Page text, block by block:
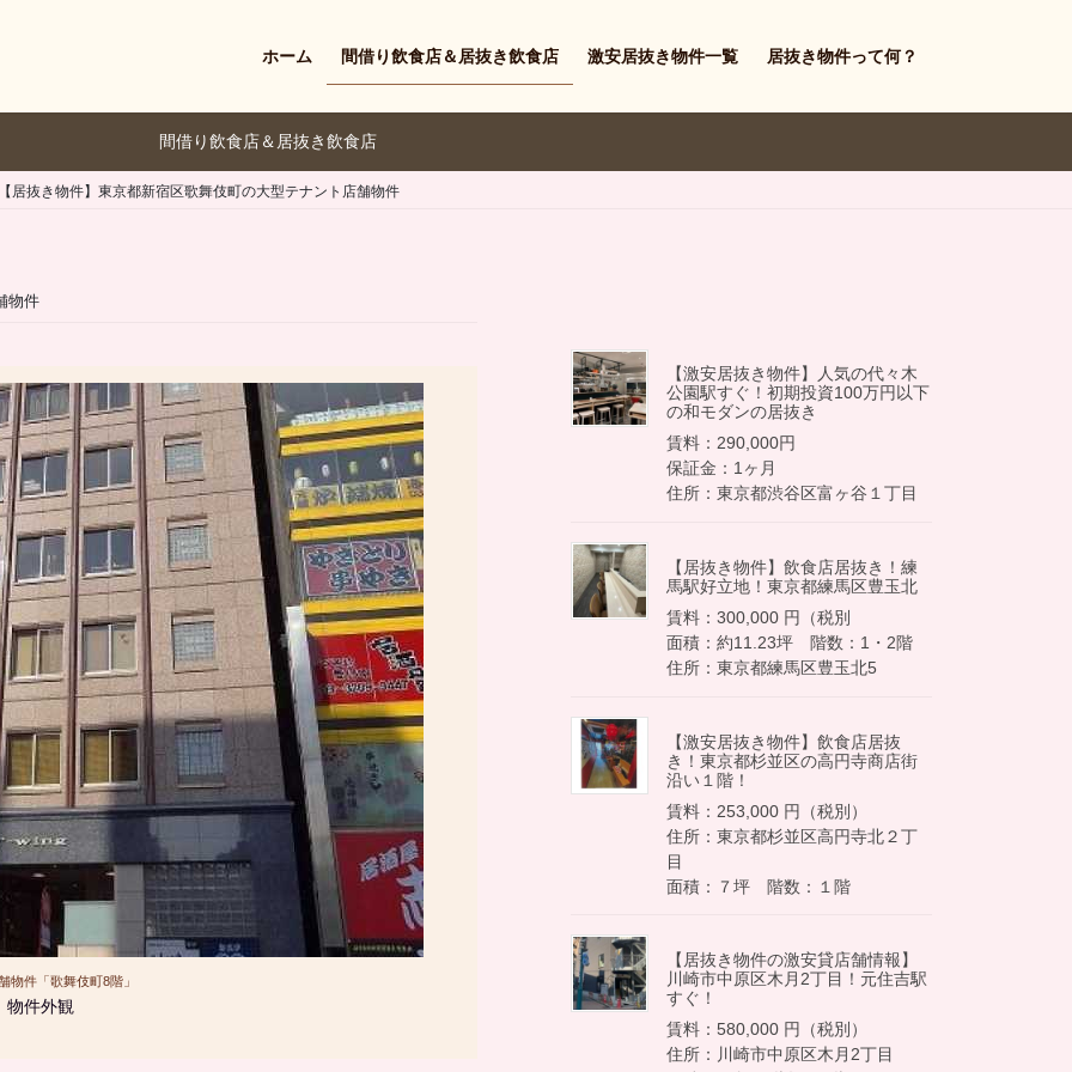
ホーム 間借り飲食店＆居抜き飲食店 激安居抜き物件一覧 居抜き物件って何？
間借り飲食店＆居抜き飲食店
居抜き物件】東京都新宿区歌舞伎町の大型テナント店舗物件
物件
物件「歌舞伎町8階」
物件外観
居抜き店舗物件「歌舞伎町8階」
【激安居抜き物件】人気の代々木
公園駅すぐ！初期投資100万円以下
の和モダンの居抜き
賃料：290,000円
保証金：1ヶ月
住所：東京都渋谷区富ヶ谷１丁目
【居抜き物件】飲食店居抜き！練
馬駅好立地！東京都練馬区豊玉北
賃料：300,000 円（税別
面積：約11.23坪 階数：1・2階
住所：東京都練馬区豊玉北5
【激安居抜き物件】飲食店居抜
き！東京都杉並区の高円寺商店街
沿い１階！
賃料：253,000 円（税別）
住所：東京都杉並区高円寺北２丁
目
面積：７坪 階数：１階
【居抜き物件の激安貸店舗情報】
川崎市中原区木月2丁目！元住吉駅
すぐ！
賃料：580,000 円（税別）
住所：川崎市中原区木月2丁目